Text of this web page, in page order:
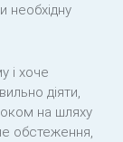
необхідну
і хоче
діяти,
на шляху
обстеження,